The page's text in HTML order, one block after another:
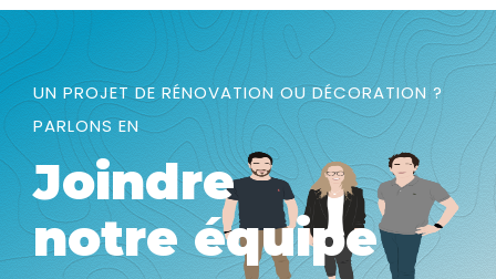
UN PROJET DE RÉNOVATION OU DÉCORATION ?
PARLONS EN
Joindre
notre équipe